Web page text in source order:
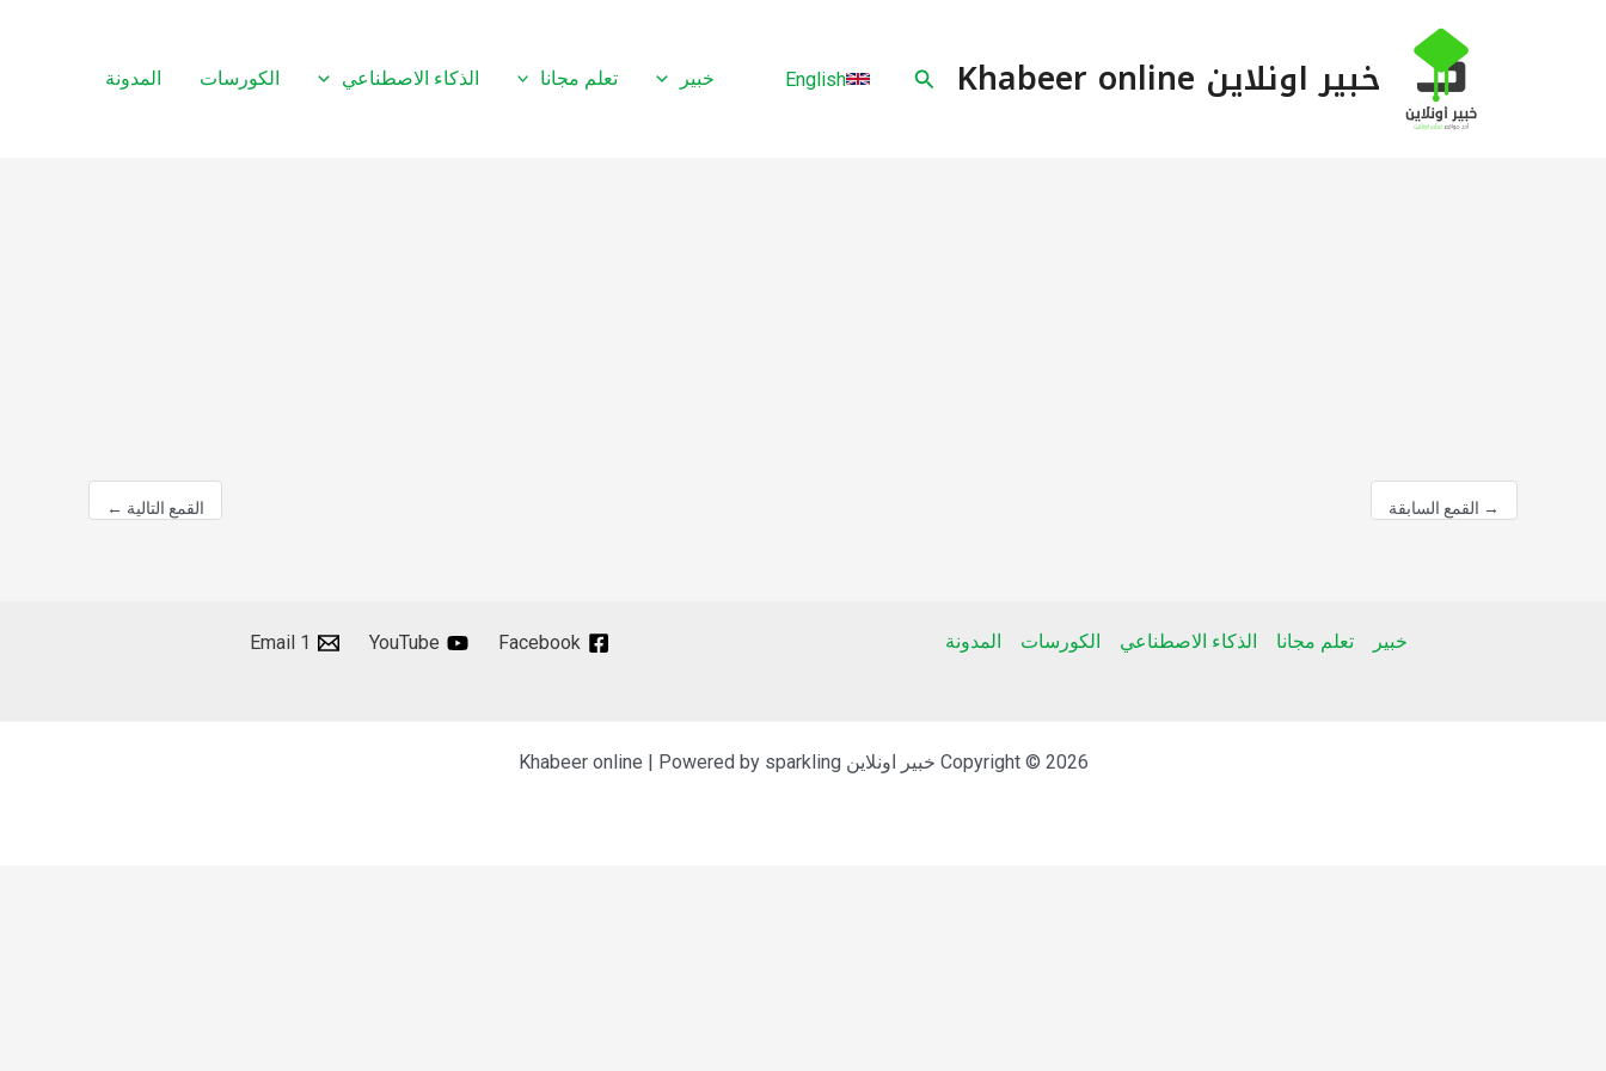
خبير اونلاين Khabeer online البحث English خبير تعلم مجانا الذكاء الاصطناعي الكورسات المدونة
→ القمع السابقة القمع التالية ←
خبير تعلم مجانا الذكاء الاصطناعي الكورسات المدونة Facebook
YouTube
Email 1
Copyright © 2026 خبير اونلاين Khabeer online | Powered by sparkling